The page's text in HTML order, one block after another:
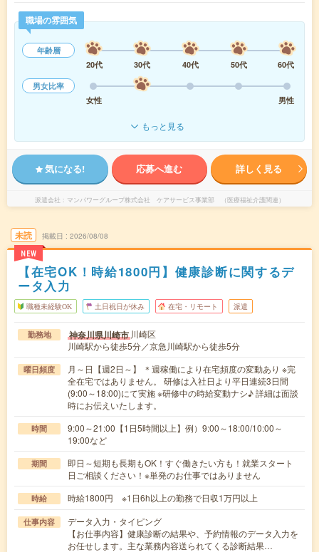
職場の雰囲気
年齢層
20代
30代 40代 50代
60代
男女比率
女性
男性
もっと見る
気になる! 応募へ進む 詳しく見る
派遣会社 マンパワーグループ株式会社 ケアサービス事業部 （医療福祉介護関連）
未読
NEW
掲載日 2026/08/08
【在宅OK！時給1800円】健康診断に関するデ
ータ入力
職種未経験OK 土日祝日が休み 在宅・リモート 派遣
勤務地 神奈川県川崎市 川崎区
川崎駅から徒歩5分／京急川崎駅から徒歩5分
曜日頻度
月～日【週2日～】 ＊週稼働により在宅頻度の変動あり ※完
全在宅ではありません。 研修は入社日より平日連続3日間
(9:00～18:00)にて実施 ※研修中の時給変動ナシ♪ 詳細は面談
時にお伝えいたします。
時間
9:00～21:00【1日5時間以上】例）9:00～18:00/10:00～
19:00など
期間
即日～短期も長期もOK！すぐ働きたい方も！就業スタート
日ご相談ください！※単発のお仕事ではありません
時給 時給1800円 ※1日6h以上の勤務で日収1万円以上
仕事内容
データ入力・タイピング
【お仕事内容】健康診断の結果や、予約情報のデータ入力を
お任せします。主な業務内容送られてくる診断結果…